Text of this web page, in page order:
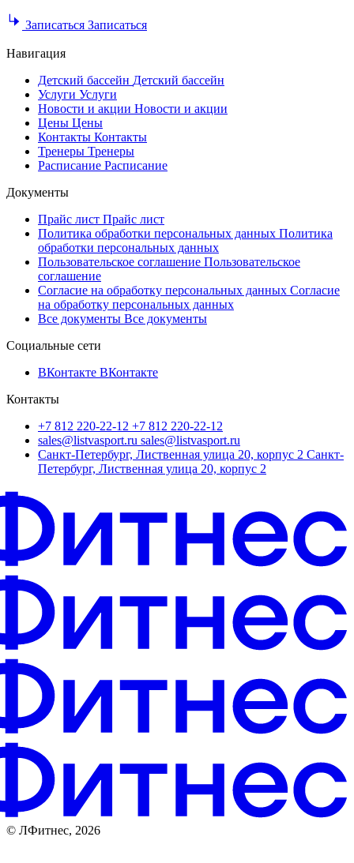
Записаться Записаться
Навигация
Детский бассейн Детский бассейн
Услуги Услуги
Новости и акции Новости и акции
Цены Цены
Контакты Контакты
Тренеры Тренеры
Расписание Расписание
Документы
Прайс лист Прайс лист
Политика обработки персональных данных Политика
обработки персональных данных
Пользовательское соглашение Пользовательское
соглашение
Согласие на обработку персональных данных Согласие
на обработку персональных данных
Все документы Все документы
Социальные сети
ВКонтакте ВКонтакте
Контакты
+7 812 220-22-12 +7 812 220-22-12
sales@listvasport.ru sales@listvasport.ru
Санкт-Петербург, Лиственная улица 20, корпус 2 Санкт-
Петербург, Лиственная улица 20, корпус 2
© ЛФитнес, 2026